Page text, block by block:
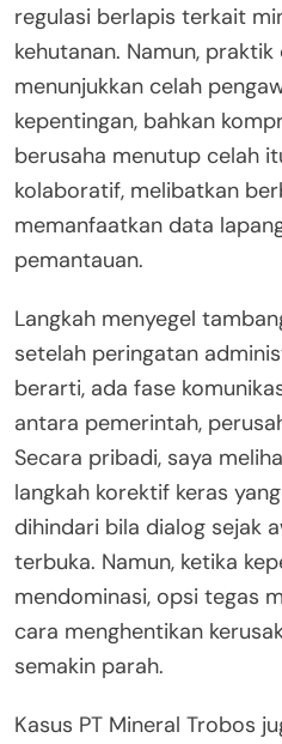
regulasi berlapis terkait
kehutanan. Namun,
menunjukkan celah
kepentingan, bahkan
berusaha menutup celah
kolaboratif, melibatkan
memanfaatkan data
pemantauan.
Langkah menyegel
setelah peringatan
berarti, ada fase
antara pemerintah,
Secara pribadi, saya
langkah korektif keras
dihindari bila dialog sejak
terbuka. Namun, ketika
mendominasi, opsi tegas
cara menghentikan
semakin parah.
Kasus PT Mineral Trobos